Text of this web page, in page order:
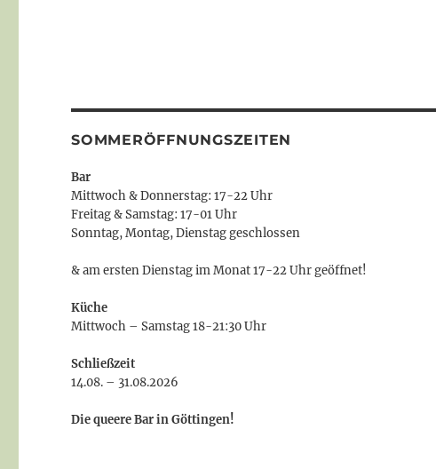
SOMMERÖFFNUNGSZEITEN
Bar
Mittwoch & Donnerstag: 17-22 Uhr
Freitag & Samstag: 17-01 Uhr
Sonntag, Montag, Dienstag geschlossen
& am ersten Dienstag im Monat 17-22 Uhr geöffnet!
Küche
Mittwoch – Samstag 18-21:30 Uhr
Schließzeit
14.08. – 31.08.2026
Die queere Bar in Göttingen!